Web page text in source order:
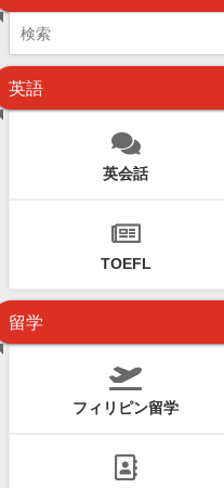
英語
英会話
TOEFL
留学
フィリピン留学